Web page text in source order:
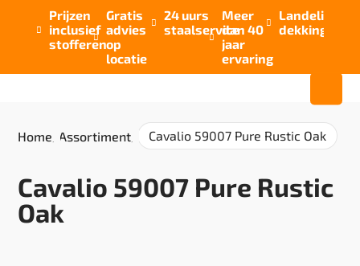

Prijzen
inclusief
stofferen

Gratis
advies
op
locatie

24 uurs
staalservice

Meer
dan 40
jaar
ervaring

Landelijke
dekking
Home Assortiment Cavalio 59007 Pure Rustic Oak
Cavalio 59007 Pure Rustic
Oak